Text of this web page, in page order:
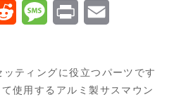
R
d
M
s
P
n i
ッティングに役立つパーツです
使用するアルミ製サスマウン